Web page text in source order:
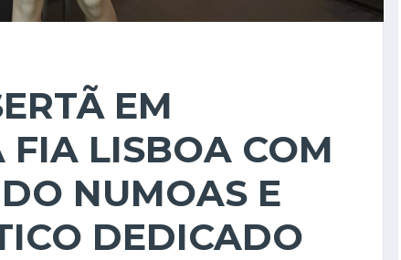
EM
FIA LISBOA COM
NUMOAS E
DEDICADO